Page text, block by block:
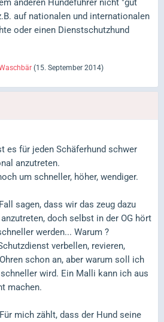
anderen Hundeführer nicht "gut
auf nationalen und internationalen
oder einen Dienstschutzhund
(15. September 2014)
es für jeden Schäferhund schwer
anzutreten.
um schneller, höher, wendiger.
sagen, dass wir das zeug dazu
doch selbst in der OG hört
werden... Warum ?
verbellen, revieren,
schon an, aber warum soll ich
wird. Ein Malli kann ich aus
machen.
mich zählt, dass der Hund seine